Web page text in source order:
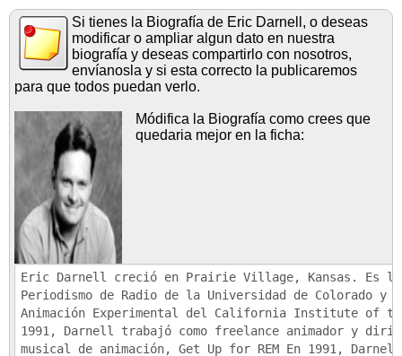
Si tienes la Biografía de Eric Darnell, o deseas
modificar o ampliar algun dato en nuestra
biografía y deseas compartirlo con nosotros,
envíanosla y si esta correcto la publicaremos
para que todos puedan verlo.
Módifica la Biografía como crees que
quedaria mejor en la ficha: